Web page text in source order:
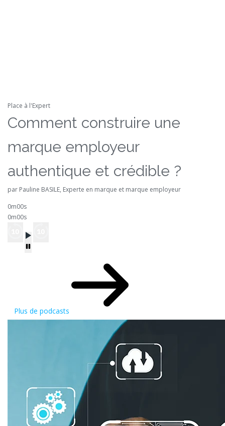
Place à l'Expert
Comment construire une
marque employeur
authentique et crédible ?
par Pauline BASILE, Experte en marque et marque employeur
0m00s
0m00s
Plus de podcasts